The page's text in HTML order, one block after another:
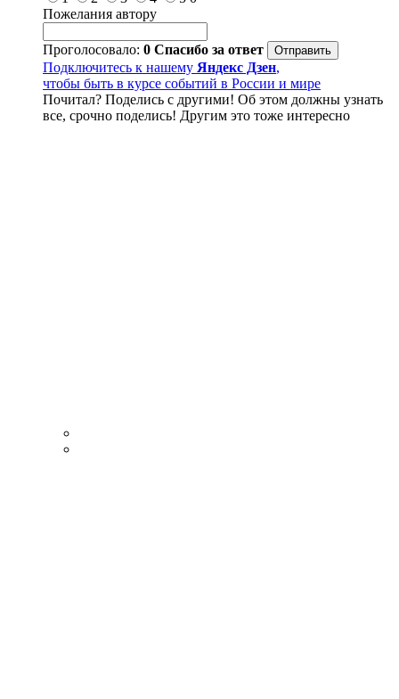
Пожелания автору
Проголосовало: 0 Спасибо за ответ
Подключитесь к нашему Яндекс Дзен,
чтобы быть в курсе событий в России и мире
Почитал? Поделись с другими! Об этом должны узнать
все, срочно поделись! Другим это тоже интересно